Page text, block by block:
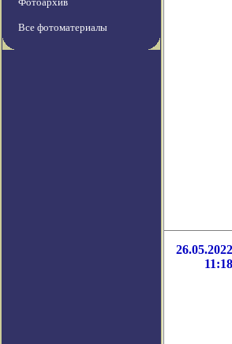
Все фотоматериалы
26.05.2022
11:18